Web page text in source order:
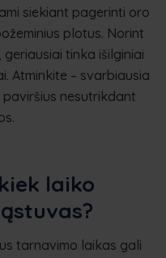
siekiant pagerinti oro
plotus. Norint
tinka išilginiai
Atminkite – svarbiausia
nesutrikdant
laiko
tarnavimo laikas gali